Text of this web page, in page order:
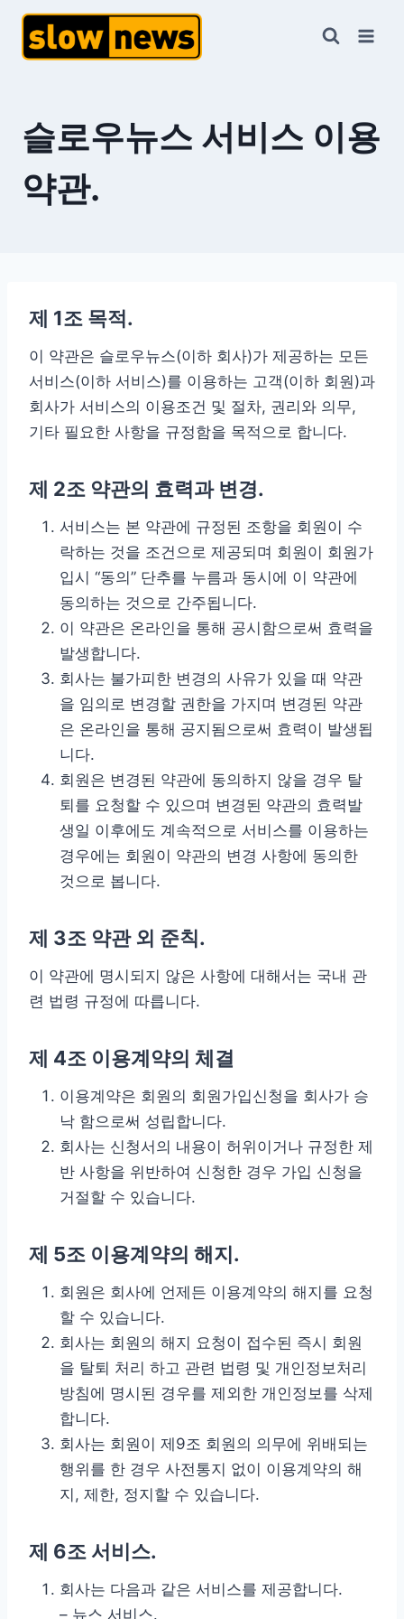
슬로우뉴스 서비스 이용
약관.
제 1조 목적.
이 약관은 슬로우뉴스(이하 회사)가 제공하는 모든
서비스(이하 서비스)를 이용하는 고객(이하 회원)과
회사가 서비스의 이용조건 및 절차, 권리와 의무,
기타 필요한 사항을 규정함을 목적으로 합니다.
제 2조 약관의 효력과 변경.
서비스는 본 약관에 규정된 조항을 회원이 수
락하는 것을 조건으로 제공되며 회원이 회원가
입시 “동의” 단추를 누름과 동시에 이 약관에
동의하는 것으로 간주됩니다.
이 약관은 온라인을 통해 공시함으로써 효력을
발생합니다.
회사는 불가피한 변경의 사유가 있을 때 약관
을 임의로 변경할 권한을 가지며 변경된 약관
은 온라인을 통해 공지됨으로써 효력이 발생됩
니다.
회원은 변경된 약관에 동의하지 않을 경우 탈
퇴를 요청할 수 있으며 변경된 약관의 효력발
생일 이후에도 계속적으로 서비스를 이용하는
경우에는 회원이 약관의 변경 사항에 동의한
것으로 봅니다.
제 3조 약관 외 준칙.
이 약관에 명시되지 않은 사항에 대해서는 국내 관
련 법령 규정에 따릅니다.
제 4조 이용계약의 체결
이용계약은 회원의 회원가입신청을 회사가 승
낙 함으로써 성립합니다.
회사는 신청서의 내용이 허위이거나 규정한 제
반 사항을 위반하여 신청한 경우 가입 신청을
거절할 수 있습니다.
제 5조 이용계약의 해지.
회원은 회사에 언제든 이용계약의 해지를 요청
할 수 있습니다.
회사는 회원의 해지 요청이 접수된 즉시 회원
을 탈퇴 처리 하고 관련 법령 및 개인정보처리
방침에 명시된 경우를 제외한 개인정보를 삭제
합니다.
회사는 회원이 제9조 회원의 의무에 위배되는
행위를 한 경우 사전통지 없이 이용계약의 해
지, 제한, 정지할 수 있습니다.
제 6조 서비스.
회사는 다음과 같은 서비스를 제공합니다.
– 뉴스 서비스.